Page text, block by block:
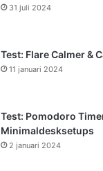
31 juli 2024
Test: Flare Calmer &
11 januari 2024
Test: Pomodoro
Minimaldesksetups
2 januari 2024